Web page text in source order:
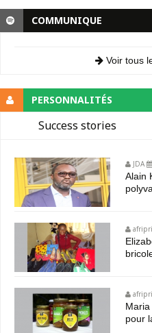
COMMUNIQUE
Voir tous
PERSONNALITÉS
Success stories
JDA
Alain
pour